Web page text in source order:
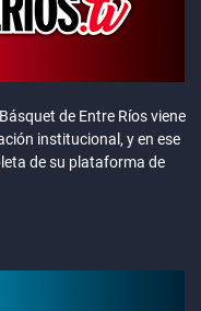
de Entre Ríos viene
institucional, y en ese
de su plataforma de